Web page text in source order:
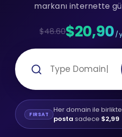
markanı internette
$48.60$20,90 /
FIRSAT Her domain ile birlikte
posta sadece $2,99